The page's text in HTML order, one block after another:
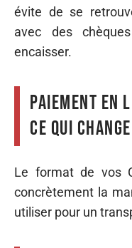
évite de se
avec des
encaisser.
Paiement en
ce qui
Le format de vos
concrètement la
utiliser pour un